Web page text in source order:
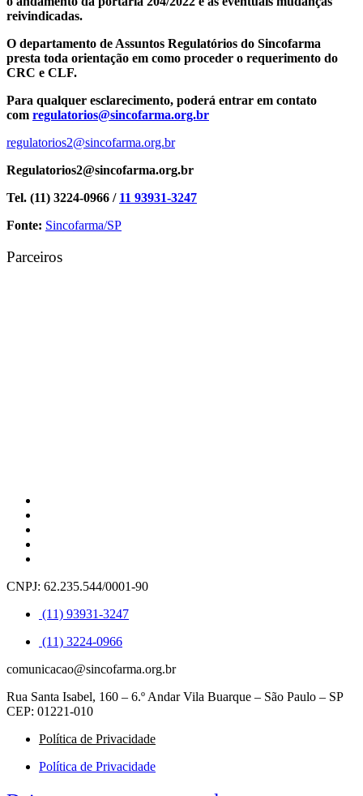
reivindicadas.
O departamento de Assuntos Regulatórios do Sincofarma
presta toda orientação em como proceder o requerimento do
CRC e CLF.
Para qualquer esclarecimento, poderá entrar em contato
com regulatorios@sincofarma.org.br
regulatorios2@sincofarma.org.br
Regulatorios2@sincofarma.org.br
Tel. (11) 3224-0966 / 11 93931-3247
Fonte: Sincofarma/SP
Parceiros
CNPJ: 62.235.544/0001-90
(11) 93931-3247
(11) 3224-0966
comunicacao@sincofarma.org.br
Rua Santa Isabel, 160 – 6.º Andar Vila Buarque – São Paulo – SP
CEP: 01221-010
Política de Privacidade
Política de Privacidade